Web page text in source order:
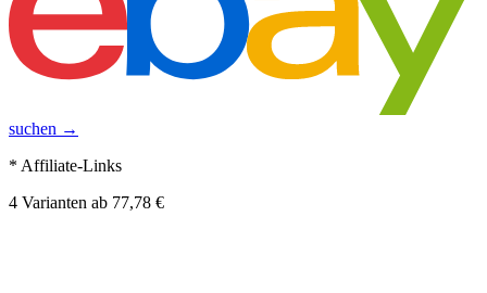
suchen →
* Affiliate-Links
4 Varianten ab 77,78 €